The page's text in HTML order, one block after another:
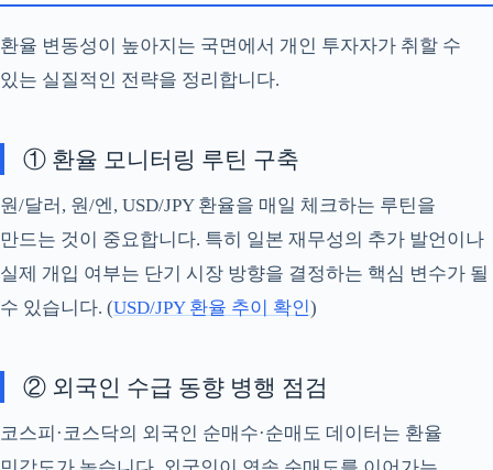
환율 변동성이 높아지는 국면에서 개인 투자자가 취할 수
있는 실질적인 전략을 정리합니다.
① 환율 모니터링 루틴 구축
원/달러, 원/엔, USD/JPY 환율을 매일 체크하는 루틴을
만드는 것이 중요합니다. 특히 일본 재무성의 추가 발언이나
실제 개입 여부는 단기 시장 방향을 결정하는 핵심 변수가 될
수 있습니다. (USD/JPY 환율 추이 확인)
② 외국인 수급 동향 병행 점검
코스피·코스닥의 외국인 순매수·순매도 데이터는 환율